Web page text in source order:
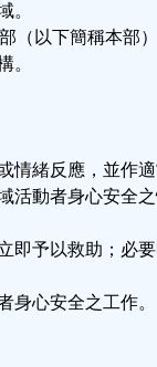
簡稱本部）
反應，並作適
者身心安全之
以救助；必要
安全之工作。